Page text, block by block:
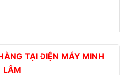
TẠI ĐIỆN MÁY MINH
LÂM